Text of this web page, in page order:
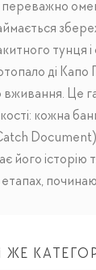
переважно
тунця і
ді Капо
вживання. Це
кожна
Document),
його історію
етапах,
ЖЕ